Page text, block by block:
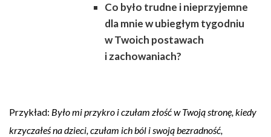
Co było trudne i nieprzyjemne
dla mnie w ubiegłym tygodniu
w Twoich postawach
i zachowaniach?
Przykład: Było mi przykro i czułam złość w Twoją stronę, kiedy
krzyczałeś na dzieci, czułam ich ból i swoją bezradność,